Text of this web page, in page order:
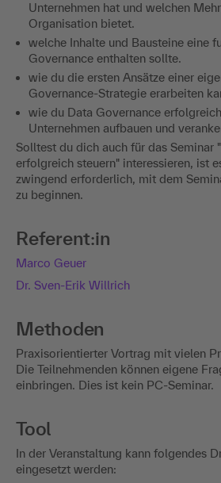
Unternehmen hat und welchen
Organisation bietet.
welche Inhalte und Bausteine eine
Governance enthalten sollte.
wie du die ersten Ansätze einer
Governance-Strategie erarbeiten
wie du Data Governance
Unternehmen aufbauen und
Solltest du dich auch für das Seminar
erfolgreich steuern" interessieren, ist
zwingend erforderlich, mit dem
zu beginnen.
Referent:in
Marco Geuer
Dr. Sven-Erik Willrich
Methoden
Praxisorientierter Vortrag mit vielen
Die Teilnehmenden können eigene
einbringen. Dies ist kein PC-Seminar.
Tool
In der Veranstaltung kann folgendes
eingesetzt werden: